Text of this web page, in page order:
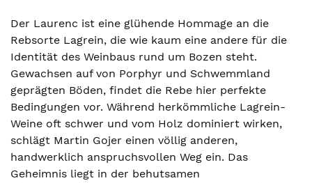
Der Laurenc ist eine glühende Hommage an die
Rebsorte Lagrein, die wie kaum eine andere für die
Identität des Weinbaus rund um Bozen steht.
Gewachsen auf von Porphyr und Schwemmland
geprägten Böden, findet die Rebe hier perfekte
Bedingungen vor. Während herkömmliche Lagrein-
Weine oft schwer und vom Holz dominiert wirken,
schlägt Martin Gojer einen völlig anderen,
handwerklich anspruchsvollen Weg ein. Das
Geheimnis liegt in der behutsamen